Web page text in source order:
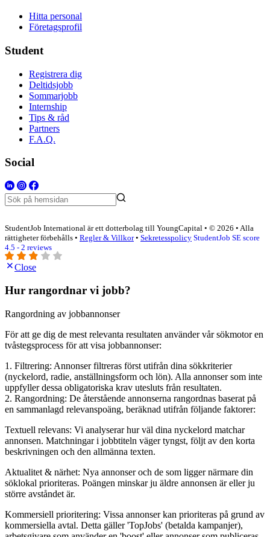
Hitta personal
Företagsprofil
Student
Registrera dig
Deltidsjobb
Sommarjobb
Internship
Tips & råd
Partners
F.A.Q.
Social
StudentJob International är ett dotterbolag till YoungCapital • © 2026 • Alla
rättigheter förbehålls • Regler & Villkor• Sekretesspolicy StudentJob SE score
4.5 - 2 reviews
Close
Hur rangordnar vi jobb?
Rangordning av jobbannonser
För att ge dig de mest relevanta resultaten använder vår sökmotor en
tvåstegsprocess för att visa jobbannonser:
1. Filtrering: Annonser filtreras först utifrån dina sökkriterier
(nyckelord, radie, anställningsform och lön). Alla annonser som inte
uppfyller dessa obligatoriska krav utesluts från resultaten.
2. Rangordning: De återstående annonserna rangordnas baserat på
en sammanlagd relevanspoäng, beräknad utifrån följande faktorer:
Textuell relevans: Vi analyserar hur väl dina nyckelord matchar
annonsen. Matchningar i jobbtiteln väger tyngst, följt av den korta
beskrivningen och den allmänna texten.
Aktualitet & närhet: Nya annonser och de som ligger närmare din
söklokal prioriteras. Poängen minskar ju äldre annonsen är eller ju
större avståndet är.
Kommersiell prioritering: Vissa annonser kan prioriteras på grund av
kommersiella avtal. Detta gäller 'TopJobs' (betalda kampanjer),